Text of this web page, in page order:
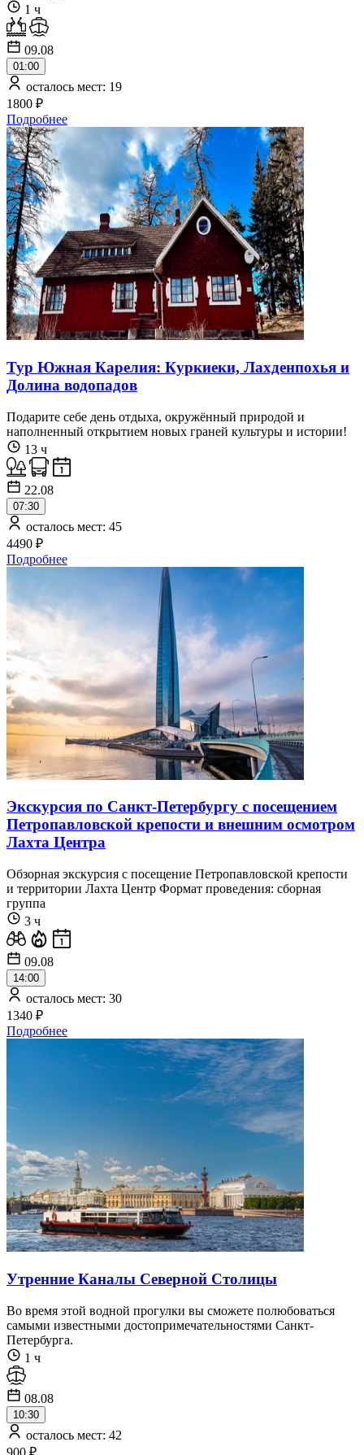
1 ч
09.08
01:00
осталось мест: 19
1800 ₽
Подробнее
Тур Южная Карелия: Куркиеки, Лахденпохья и
Долина водопадов
Подарите себе день отдыха, окружённый природой и
наполненный открытием новых граней культуры и истории!
13 ч
22.08
07:30
осталось мест: 45
4490 ₽
Подробнее
Экскурсия по Санкт-Петербургу с посещением
Петропавловской крепости и внешним осмотром
Лахта Центра
Обзорная экскурсия с посещение Петропавловской крепости
и территории Лахта Центр Формат проведения: сборная
группа
3 ч
09.08
14:00
осталось мест: 30
1340 ₽
Подробнее
Утренние Каналы Северной Столицы
Во время этой водной прогулки вы сможете полюбоваться
самыми известными достопримечательностями Санкт-
Петербурга.
1 ч
08.08
10:30
осталось мест: 42
900 ₽